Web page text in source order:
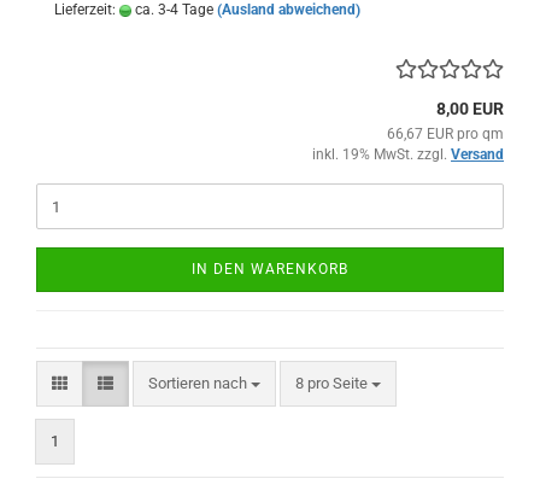
Lieferzeit: ca. 3-4 Tage (Ausland abweichend)
8,00 EUR
66,67 EUR pro qm
inkl. 19% MwSt. zzgl. Versand
IN DEN WARENKORB
Sortieren nach
Sortieren nach 8 pro Seite
pro Seite
1